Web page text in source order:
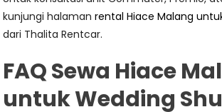
kunjungi halamanrental Hiace Malang
dari Thalita Rentcar.
FAQ Sewa Hiace
untuk Wedding